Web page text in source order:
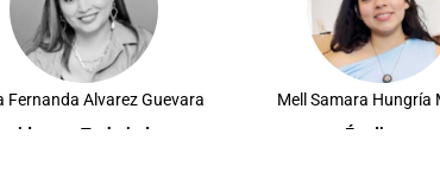
Fernanda Alvarez Guevara
y Trabajadores
Mell Samara Hungría
Étudiants